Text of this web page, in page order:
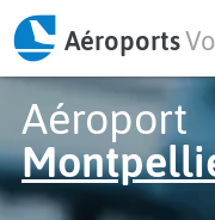
Aéroports
Aéroport